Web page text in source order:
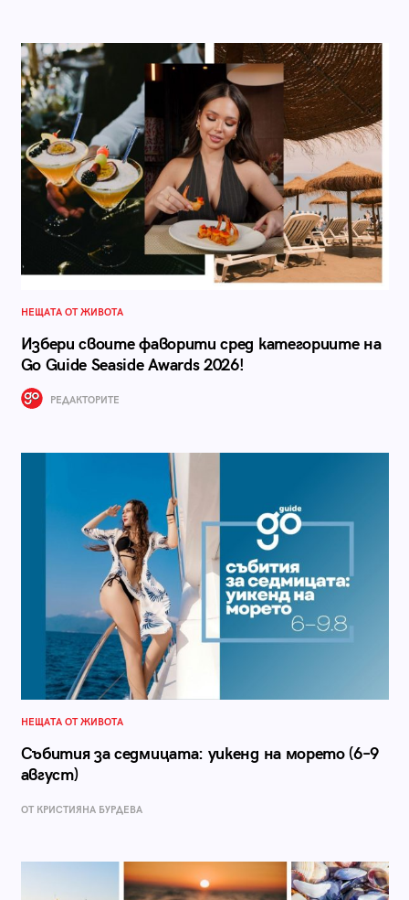
НЕЩАТА ОТ ЖИВОТА
Избери своите фаворити сред категориите на
Go Guide Seaside Awards 2026!
РЕДАКТОРИТЕ
НЕЩАТА ОТ ЖИВОТА
Събития за седмицата: уикенд на морето (6–9
август)
ОТ КРИСТИЯНА БУРДЕВА